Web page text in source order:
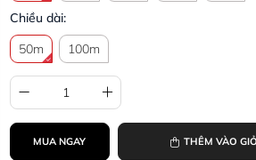
Chiều dài:
50m
100m
MUA NGAY THÊM VÀO